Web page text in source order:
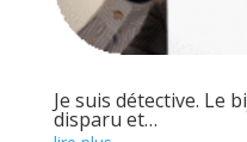
Je suis détective. Le
disparu et…